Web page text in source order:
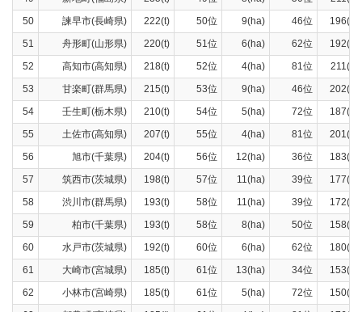
50
諫早市(長崎県) 222(t) 50位 9(ha) 46位
196(t)
51
舟形町(山形県) 220(t) 51位 6(ha) 62位
192(t)
52
高知市(高知県) 218(t) 52位 4(ha) 81位
211(t)
53
甘楽町(群馬県) 215(t) 53位 9(ha) 46位
202(t)
54
壬生町(栃木県) 210(t) 54位 5(ha) 72位
187(t)
55
土佐市(高知県) 207(t) 55位 4(ha) 81位
201(t)
56
旭市(千葉県) 204(t) 56位 12(ha) 36位
183(t)
57
筑西市(茨城県) 198(t) 57位 11(ha) 39位
177(t)
58
渋川市(群馬県) 193(t) 58位 11(ha) 39位
172(t)
59
柏市(千葉県) 193(t) 58位 8(ha) 50位
158(t)
60
水戸市(茨城県) 192(t) 60位 6(ha) 62位
180(t)
61
大崎市(宮城県) 185(t) 61位 13(ha) 34位
153(t)
62
小林市(宮崎県) 185(t) 61位 5(ha) 72位
150(t)